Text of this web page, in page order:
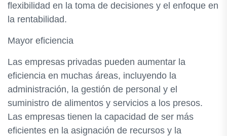
flexibilidad en la toma de decisiones y el enfoque en
la rentabilidad.
Mayor eficiencia
Las empresas privadas pueden aumentar la
eficiencia en muchas áreas, incluyendo la
administración, la gestión de personal y el
suministro de alimentos y servicios a los presos.
Las empresas tienen la capacidad de ser más
eficientes en la asignación de recursos y la